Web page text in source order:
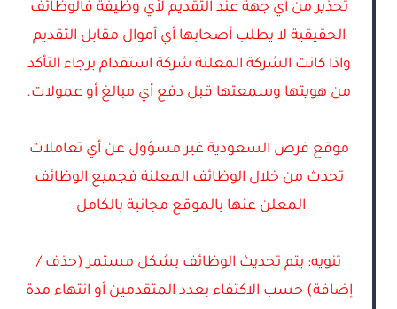
تحذير من أي جهة عند التقديم لأي وظيفة فالوظائف
الحقيقية لا يطلب أصحابها أي أموال مقابل التقديم
واذا كانت الشركة المعلنة شركة استقدام برجاء التأكد
من هويتها وسمعتها قبل دفع أي مبالغ أو عمولات.
موقع فرص السعودية غير مسؤول عن أي تعاملات
تحدث من خلال الوظائف المعلنة فجميع الوظائف
المعلن عنها بالموقع مجانية بالكامل.
تنويه: يتم تحديث الوظائف بشكل مستمر (حذف /
إضافة) حسب الاكتفاء بعدد المتقدمين أو انتهاء مدة